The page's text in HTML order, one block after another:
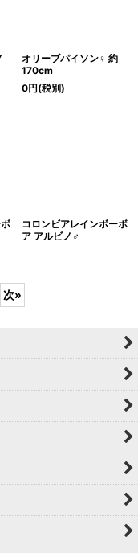
オリーブパイソン♀ 約
170cm
0円(税別)
コロンビアレインボーボ
ア アルビノ♂
次»